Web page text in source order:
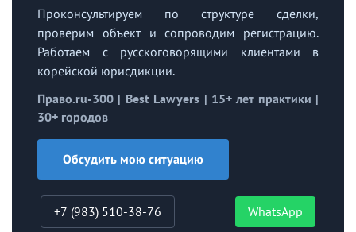
Проконсультируем по структуре сделки,
проверим объект и сопроводим регистрацию.
Работаем с русскоговорящими клиентами в
корейской юрисдикции.
Право.ru-300 | Best Lawyers | 15+ лет практики |
30+ городов
Обсудить мою ситуацию
+7 (983) 510-38-76 WhatsApp